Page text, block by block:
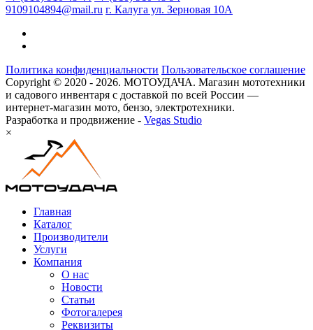
9109104894@mail.ru г. Калуга ул. Зерновая 10А
Политика конфиденциальности Пользовательское соглашение
Copyright © 2020 - 2026. МОТОУДАЧА. Магазин мототехники
и садового инвентаря с доставкой по всей России —
интернет-магазин мото, бензо, электротехники.
Разработка и продвижение - Vegas Studio
×
Главная
Каталог
Производители
Услуги
Компания
О нас
Новости
Статьи
Фотогалерея
Реквизиты